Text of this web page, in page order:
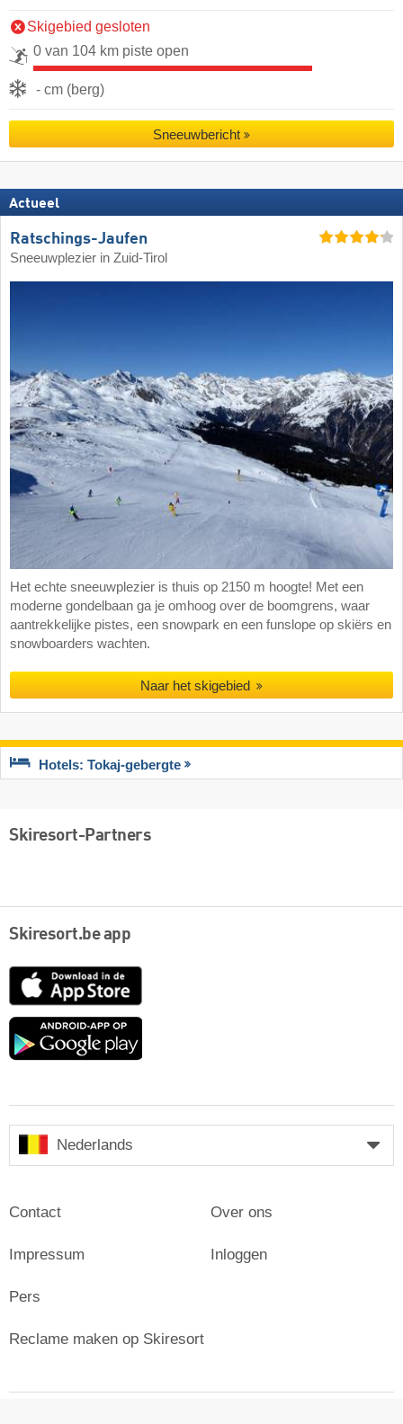
Skigebied gesloten
0 van 104 km piste open
- cm (berg)
Sneeuwbericht
Actueel
Ratschings-Jaufen
Sneeuwplezier in Zuid-Tirol
Het echte sneeuwplezier is thuis op 2150 m hoogte! Met een
moderne gondelbaan ga je omhoog over de boomgrens, waar
aantrekkelijke pistes, een snowpark en een funslope op skiërs en
snowboarders wachten.
Naar het skigebied
Hotels: Tokaj-gebergte
Skiresort-Partners
Skiresort.be app
App
Google
Nederlands
Contact
Impressum
Pers
Over ons
Inloggen
Reclame maken op Skiresort